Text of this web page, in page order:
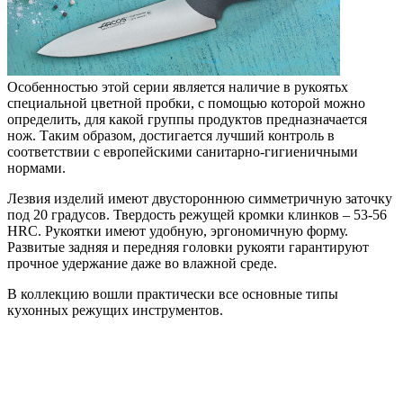
Особенностью этой серии является наличие в рукоятьх
специальной цветной пробки, с помощью которой можно
определить, для какой группы продуктов предназначается
нож. Таким образом, достигается лучший контроль в
соответствии с европейскими санитарно-гигиеничными
нормами.
Лезвия изделий имеют двустороннюю симметричную заточку
под 20 градусов. Твердость режущей кромки клинков – 53-56
HRC. Рукоятки имеют удобную, эргономичную форму.
Развитые задняя и передняя головки рукояти гарантируют
прочное удержание даже во влажной среде.
В коллекцию вошли практически все основные типы
кухонных режущих инструментов.